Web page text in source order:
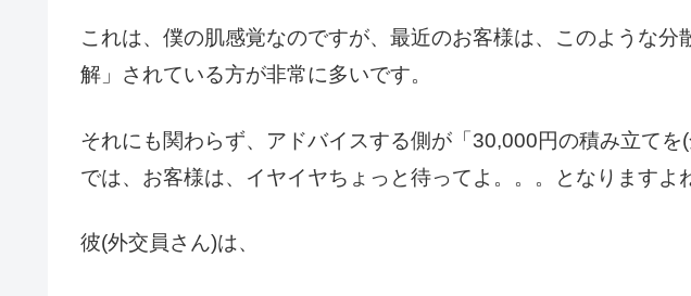
これは、僕の肌感覚なのですが、最近のお客様は、このような分
解」されている方が非常に多いです。
それにも関わらず、アドバイスする側が「30,000円の積み立てを(
では、お客様は、イヤイヤちょっと待ってよ。。。となりますよ
彼(外交員さん)は、